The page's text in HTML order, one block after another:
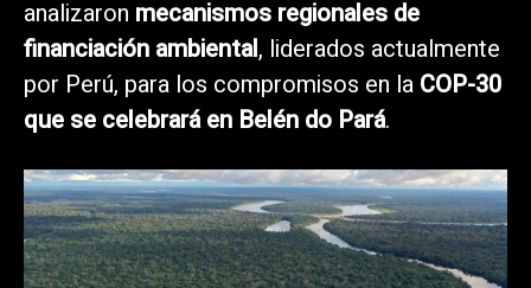
analizaron mecanismos regionales de
financiación ambiental, liderados actualmente
por Perú, para los compromisos en la COP-30
que se celebrará en Belén do Pará.